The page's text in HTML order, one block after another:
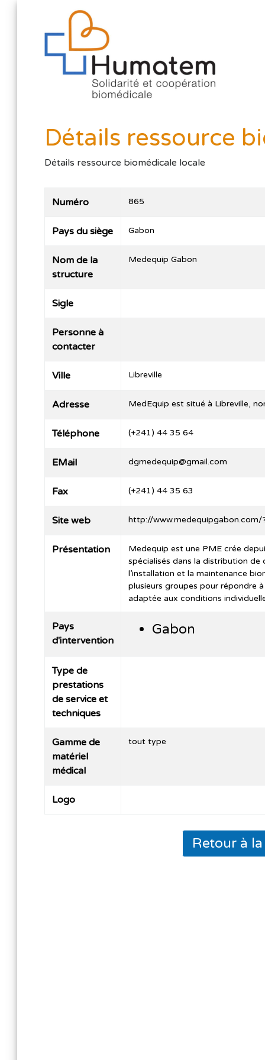
Détails ressource
Détails ressource biomédicale locale
Numéro 865
Pays du siège Gabon
Nom de la
structure
Medequip Gabon
Sigle
Personne à
contacter
Ville Libreville
Adresse MedEquip est situé à Libreville,
Téléphone (+241) 44 35 64
EMail dgmedequip@gmail.com
Fax (+241) 44 35 63
Site web http://www.medequipgabon.com/
Présentation
Medequip est une PME crée
spécialisés dans la distribution
l’installation et la maintenance
plusieurs groupes pour répondre
adaptée aux conditions
Pays
d'intervention
Gabon
Type de
prestations
de service et
techniques
Gamme de
matériel
médical
tout type
Logo
Retour à